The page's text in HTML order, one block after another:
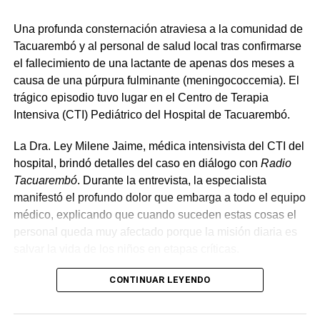
Una profunda consternación atraviesa a la comunidad de
Tacuarembó y al personal de salud local tras confirmarse
el fallecimiento de una lactante de apenas dos meses a
causa de una púrpura fulminante (meningococcemia). El
trágico episodio tuvo lugar en el Centro de Terapia
Intensiva (CTI) Pediátrico del Hospital de Tacuarembó.
La Dra. Ley Milene Jaime, médica intensivista del CTI del
hospital, brindó detalles del caso en diálogo con Radio
Tacuarembó. Durante la entrevista, la especialista
manifestó el profundo dolor que embarga a todo el equipo
médico, explicando que cuando suceden estas cosas el
personal queda muy afectado porque la misión diaria es
Según el relato de la especialista, se trataba de una bebé
normal. Sin embargo, la agresividad de la bacteria acortó
CONTINUAR LEYENDO